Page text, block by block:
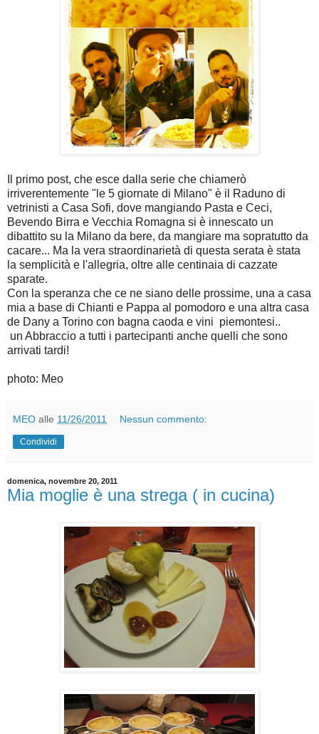
Il primo post, che esce dalla serie che chiamerò
irriverentemente "le 5 giornate di Milano" è il Raduno di
vetrinisti a Casa Sofi, dove mangiando Pasta e Ceci,
Bevendo Birra e Vecchia Romagna si è innescato un
dibattito su la Milano da bere, da mangiare ma sopratutto da
cacare... Ma la vera straordinarietà di questa serata è stata
la semplicità e l'allegria, oltre alle centinaia di cazzate
sparate.
Con la speranza che ce ne siano delle prossime, una a casa
mia a base di Chianti e Pappa al pomodoro e una altra casa
de Dany a Torino con bagna caoda e vini piemontesi..
un Abbraccio a tutti i partecipanti anche quelli che sono
arrivati tardi!
photo: Meo
MEO alle 11/26/2011 Nessun commento:
Condividi
domenica, novembre 20, 2011
Mia moglie è una strega ( in cucina)